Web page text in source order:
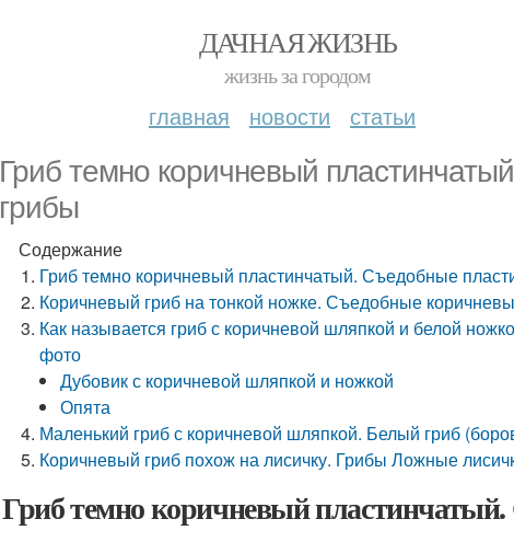
ДАЧНАЯ ЖИЗНЬ
жизнь за городом
главная новости статьи
Гриб темно коричневый
грибы
Содержание
Гриб темно коричневый пластинчатый. Съедобные
Коричневый гриб на тонкой ножке. Съедобные
Как называется гриб с коричневой шляпкой и белой
фото
Дубовик с коричневой шляпкой и ножкой
Опята
Маленький гриб с коричневой шляпкой. Белый гриб
Коричневый гриб похож на лисичку. Грибы Ложные
Гриб темно коричневый